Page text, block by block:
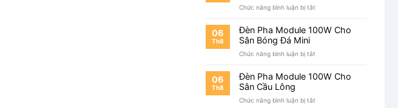
Hàng
Chức năng bình luận bị tắt
Pha
Module
Xưởng
06
Th8
Đèn Pha Module 100W Cho
Sân Bóng Đá Mini
Chức năng bình luận bị tắt
Pha
Module
06
Th8
Đèn Pha Module 100W Cho
Sân Cầu Lông
Chức năng bình luận bị tắt